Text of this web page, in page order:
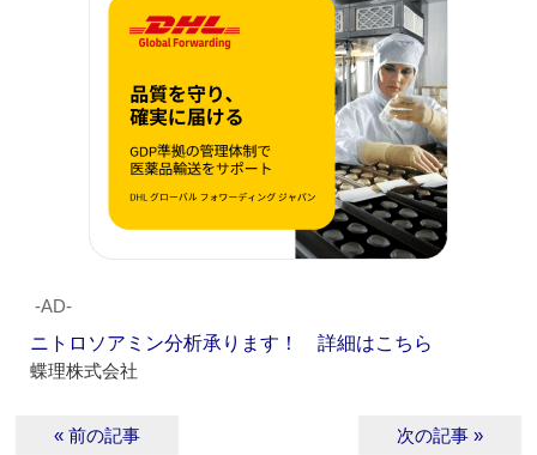
‐AD‐
ニトロソアミン分析承ります！ 詳細はこちら
蝶理株式会社
« 前の記事 次の記事 »